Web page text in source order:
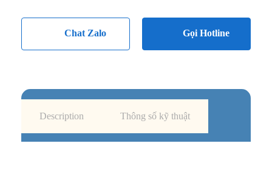
Chat Zalo Gọi Hotline
Description Thông số kỹ thuật